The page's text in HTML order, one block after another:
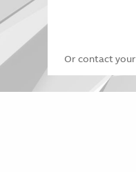
Or contact your